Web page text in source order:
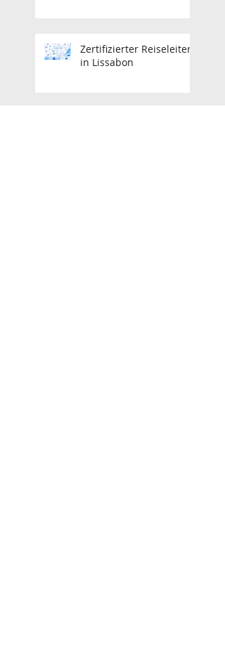
Zertifizierter Reiseleiter
in Lissabon